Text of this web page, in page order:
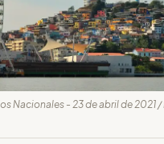
Nacionales - 23 de abril de